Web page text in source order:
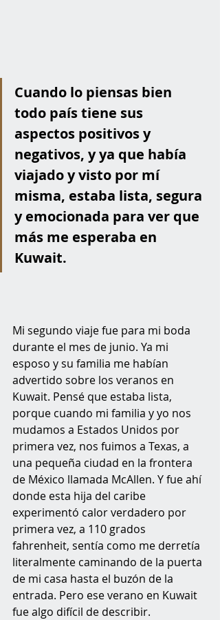
Cuando lo piensas bien
todo país tiene sus
aspectos positivos y
negativos, y ya que había
viajado y visto por mí
misma, estaba lista, segura
y emocionada para ver que
más me esperaba en
Kuwait.
Mi segundo viaje fue para mi boda
durante el mes de junio. Ya mi
esposo y su familia me habían
advertido sobre los veranos en
Kuwait. Pensé que estaba lista,
porque cuando mi familia y yo nos
mudamos a Estados Unidos por
primera vez, nos fuimos a Texas, a
una pequeña ciudad en la frontera
de México llamada McAllen. Y fue ahí
donde esta hija del caribe
experimentó calor verdadero por
primera vez, a 110 grados
fahrenheit, sentía como me derretía
literalmente caminando de la puerta
de mi casa hasta el buzón de la
entrada. Pero ese verano en Kuwait
fue algo difícil de describir.